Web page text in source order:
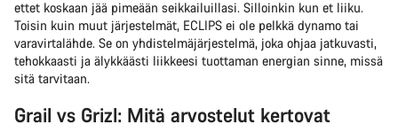
ettet koskaan jää pimeään seikkailuillasi. Silloinkin kun et liiku.
Toisin kuin muut järjestelmät, ECLIPS ei ole pelkkä dynamo tai
varavirtalähde. Se on yhdistelmäjärjestelmä, joka ohjaa jatkuvasti,
tehokkaasti ja älykkäästi liikkeesi tuottaman energian sinne, missä
sitä tarvitaan.
Grail vs Grizl: Mitä arvostelut kertovat